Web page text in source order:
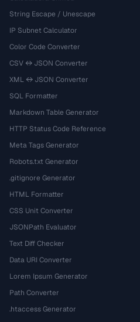
String Escape / Unescape
IP Subnet Calculator
Color Code Converter
CSV ↔ JSON Converter
XML ↔ JSON Converter
SQL Formatter
Markdown Table Generator
HTTP Status Code Reference
Meta Tags Generator
Robots.txt Generator
.gitignore Generator
HTML Formatter
CSS Unit Converter
JSONPath Evaluator
Text Diff Checker
Data URI Converter
Lorem Ipsum Generator
Path Converter
.htaccess Generator